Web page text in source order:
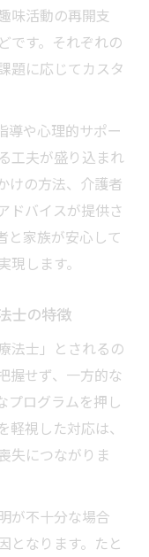
味活動の再開支
です。それぞれの
題に応じてカスタ
導や心理的サポー
工夫が盛り込まれ
けの方法、介護者
ドバイスが提供さ
と家族が安心して
します。
士の特徴
法士」とされるの
握せず、一方的な
プログラムを押し
視した対応は、
失につながりま
が不十分な場合
となります。たと